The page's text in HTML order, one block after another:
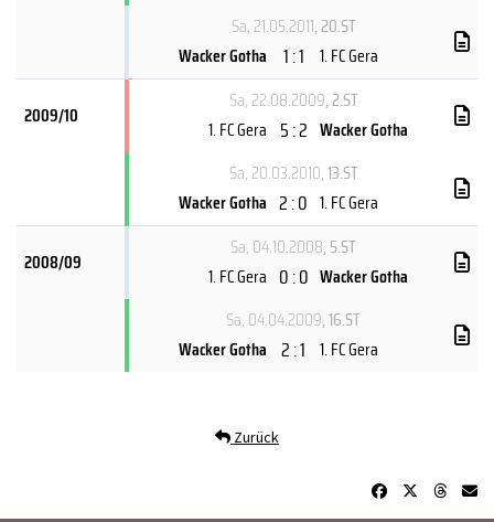
Sa, 21.05.2011, 20.ST
Wacker Gotha
1 : 1 1. FC Gera
2009/10
Sa, 22.08.2009, 2.ST
1. FC Gera 5 : 2 Wacker Gotha
Sa, 20.03.2010, 13.ST
Wacker Gotha 2 : 0 1. FC Gera
2008/09
Sa, 04.10.2008, 5.ST
1. FC Gera 0 : 0 Wacker Gotha
Sa, 04.04.2009, 16.ST
Wacker Gotha 2 : 1 1. FC Gera
Zurück